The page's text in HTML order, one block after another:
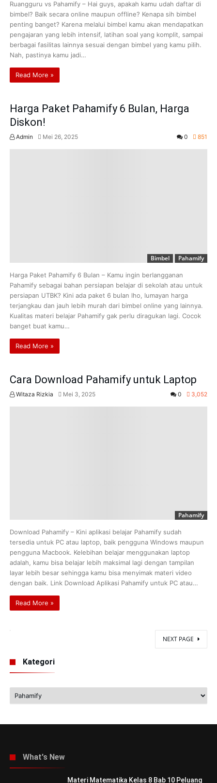
Ruangguru vs Pahamify – Hai guys, apakah kamu udah daftar di
bimbel? Baik secara online maupun offline? Kenapa sih bimbel
penting banget? Karena melalui bimbel kamu akan mendapatkan
pengajaran yang lebih intensif, latihan soal yang komplit, sampai
berbagai fasilitas lainnya sesuai dengan bimbel yang kamu pilih.
Nah, pastinya kamu jadi…
Read More »
Harga Paket Pahamify 6 Bulan, Harga
Diskon!
Admin Mei 26, 2025 0 851
Bimbel Pahamify
Harga Paket Pahamify 6 Bulan – Kamu ingin berlangganan
Pahamify sebagai bahan persiapan belajar di sekolah atau untuk
persiapan UTBK? Kini ada paket 6 bulan lho, lumayan harga
terjangkau dan jauh lebih murah dari bimbel online yang lainnya.
Kualitas materi belajar Pahamify gak perlu diragukan lagi. Cocok
banget buat kamu…
Read More »
Cara Download Pahamify untuk Laptop
Witaza Rizkia Mei 3, 2025 0 3,052
Pahamify
Download Pahamify – Kini aplikasi belajar Pahamify sudah
tersedia untuk PC atau laptop, baik pengguna Windows maupun
pengguna Macbook. Kelebihan belajar menggunakan laptop
adalah, kamu bisa belajar lebih maksimal lagi dengan tampilan
layar lebih besar sehingga kamu bisa menyimak materi video
dengan baik. Link Download Aplikasi Pahamify untuk PC atau…
Read More »
NEXT PAGE
Kategori
What's New
Materi Matematika Kelas 8 Bab 10 Peluang